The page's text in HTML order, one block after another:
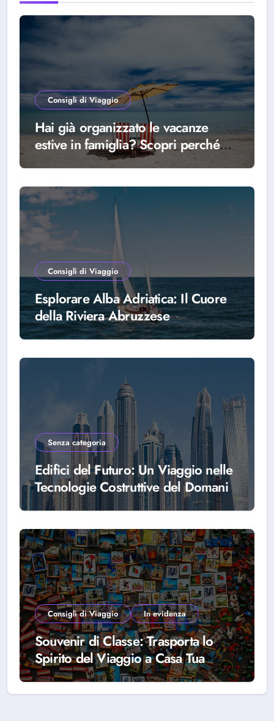
Consigli di Viaggio
Hai già organizzato le vacanze
estive in famiglia? Scopri perché
scegliere Alba Adriatica
Consigli di Viaggio
Esplorare Alba Adriatica: Il Cuore
della Riviera Abruzzese
Senza categoria
Edifici del Futuro: Un Viaggio nelle
Tecnologie Costruttive del Domani
Consigli di Viaggio In evidenza
Souvenir di Classe: Trasporta lo
Spirito del Viaggio a Casa Tua